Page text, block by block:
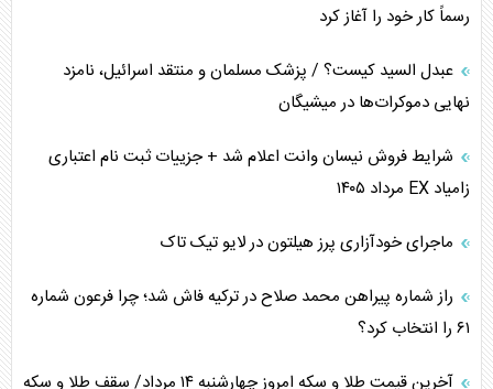
پیام، ظرفیت بالفعل‌نشده تجارت ایران
همسویی عربستان با سنتکام علیه متحدان ایران
ترامپ و توهم خلع سلاح حماس
چرا کویت به دنبال شریک امنیتی جدید است؟
اعتراف غرب به قدرت ایران در تثبیت معادلات
خطای راهبردی ترامپ مقابل برزیل
رسماً کار خود را آغاز کرد
عبدل السید کیست؟ / پزشک مسلمان و منتقد اسرائیل، نامزد
نهایی دموکرات‌ها در میشیگان
شرایط فروش نیسان وانت اعلام شد + جزییات ثبت نام اعتباری
زامیاد EX مرداد ۱۴۰۵
ماجرای خودآزاری پرز هیلتون در لایو تیک تاک
راز شماره پیراهن محمد صلاح در ترکیه فاش شد؛ چرا فرعون شماره
۶۱ را انتخاب کرد؟
آخرین قیمت طلا و سکه امروز چهارشنبه ۱۴ مرداد/ سقف طلا و سکه